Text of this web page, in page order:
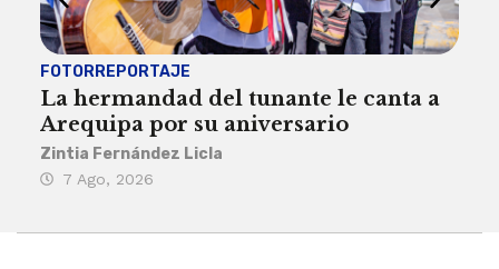
FOTORREPORTAJE
La hermandad del tunante le canta a
Arequipa por su aniversario
Zintia Fernández Licla
7 Ago, 2026